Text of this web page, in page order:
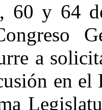
60 y 64
a
en el